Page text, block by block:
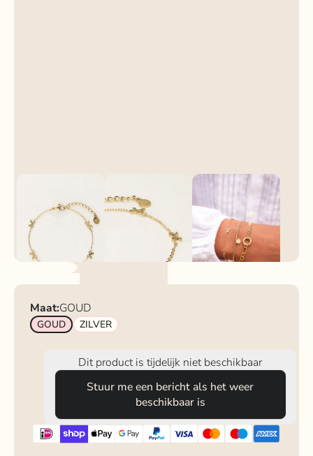
Maat:GOUD
GOUD ZILVER
Dit product is tijdelijk niet beschikbaar
Stuur me een bericht als het weer
beschikbaar is